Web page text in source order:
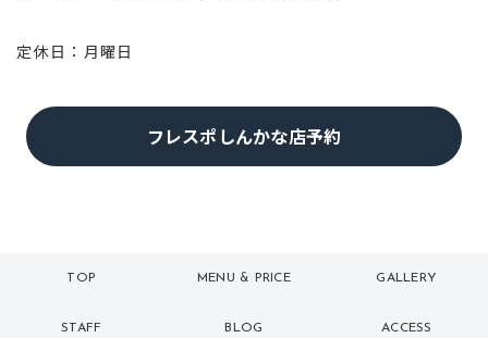
定休日：月曜日
フレスポしんかな店予約
TOP
トップ
MENU & PRICE
メニュー
GALLERY
ギャラリー
STAFF BLOG ACCESS